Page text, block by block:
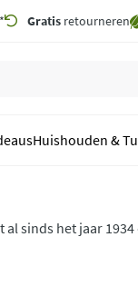
Gratis retourneren
Huishouden &
al sinds het jaar